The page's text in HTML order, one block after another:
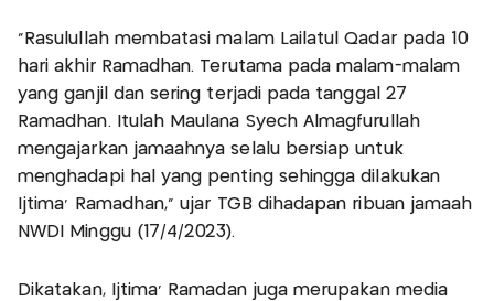
"Rasulullah membatasi malam Lailatul Qadar pada 10
hari akhir Ramadhan. Terutama pada malam-malam
yang ganjil dan sering terjadi pada tanggal 27
Ramadhan. Itulah Maulana Syech Almagfurullah
mengajarkan jamaahnya selalu bersiap untuk
menghadapi hal yang penting sehingga dilakukan
Ijtima' Ramadhan," ujar TGB dihadapan ribuan jamaah
NWDI Minggu (17/4/2023).
Dikatakan, Ijtima' Ramadan juga merupakan media